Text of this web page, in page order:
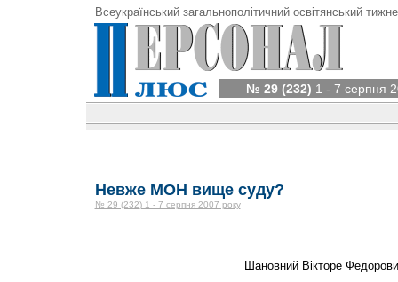
Всеукраїнський загальнополітичний освітянський
№ 29 (232) 1 - 7 серпня
Невже МОН вище суду?
№ 29 (232) 1 - 7 серпня 2007 року
Шановний Вікторе